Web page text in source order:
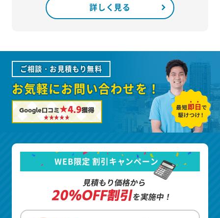
詳しく見る
ご相談・お見積もり無料
お気軽にお問い合わせを！
Google口コミ★4.9獲得
WEB限定 割引キャンペーン
見積もり価格から
20%OFF割引を実施中！